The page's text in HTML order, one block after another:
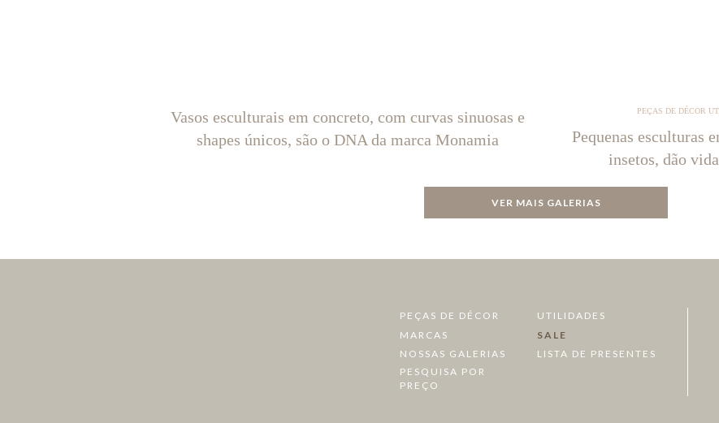
Vasos esculturais em concreto, com curvas sinuosas e
shapes únicos, são o DNA da marca Monamia
PEÇAS DE DÉCOR
Pequenas esculturas
insetos, dão
VER MAIS GALERIAS
PEÇAS DE DÉCOR
UTILIDADES
MARCAS
SALE
NOSSAS GALERIAS
LISTA DE PRESENTES
PESQUISA POR
PREÇO